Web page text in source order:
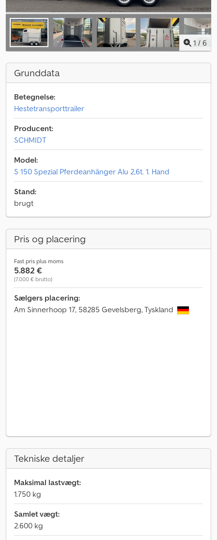
1 / 6
Grunddata
Betegnelse:
Hestetransporttrailer
Producent:
SCHMIDT
Model:
S 150 Spezial Pferdeanhänger Alu 2,6t. 1. Hand
Stand:
brugt
Pris og placering
Fast pris plus moms
5.882 €
(7.000 € brutto)
Sælgers placering:
Am Sinnerhoop 17, 58285 Gevelsberg, Tyskland
Tekniske detaljer
Maksimal lastvægt:
1.750 kg
Samlet vægt:
2.600 kg